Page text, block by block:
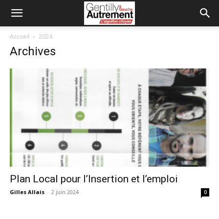
Accueil 2024
Archives
Plan Local pour l’Insertion et l’emploi
Gilles Allais - 2 juin 2024 0